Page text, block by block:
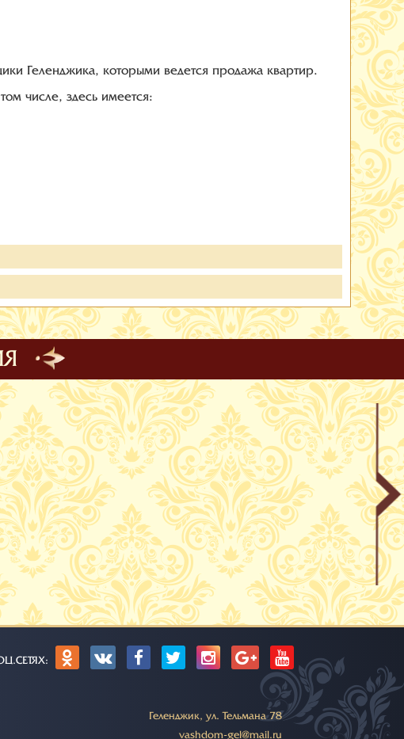
Геленджика, которыми ведется продажа квартир.
числе, здесь имеется:
Геленджик, ул. Тельмана 78
vashdom-gel@mail.ru